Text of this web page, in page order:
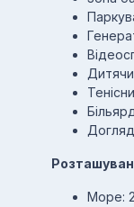
Море: